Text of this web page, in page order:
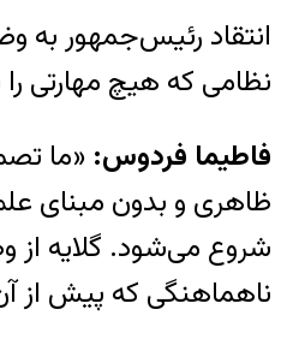
انتقاد رئیس‌جمهور به
نظامی که هیچ مهارتی
فاطیما فردوس: «ما
ظاهری و بدون مبنای
شروع می‌شود. گلایه از
ناهماهنگی که پیش از